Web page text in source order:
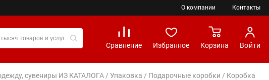
О компании Контакты
Сравнение Избранное Корзина Войти
сувениры ИЗ КАТАЛОГА/ Упаковка / Подарочные коробки / Коробка